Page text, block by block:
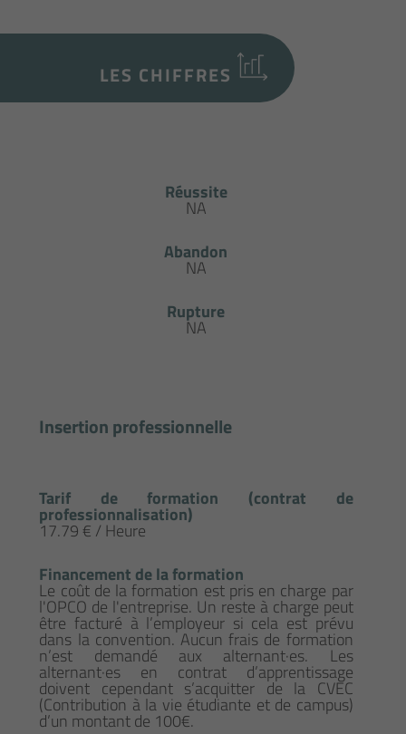
LES CHIFFRES
Réussite
NA
Abandon
NA
Rupture
NA
Insertion professionnelle
Tarif de formation (contrat de
professionnalisation)
17.79 € / Heure
Financement de la formation
Le coût de la formation est pris en charge par
l'OPCO de l'entreprise. Un reste à charge peut
être facturé à l’employeur si cela est prévu
dans la convention. Aucun frais de formation
n’est demandé aux alternant·es. Les
alternant·es en contrat d’apprentissage
doivent cependant s’acquitter de la CVEC
(Contribution à la vie étudiante et de campus)
d’un montant de 100€.